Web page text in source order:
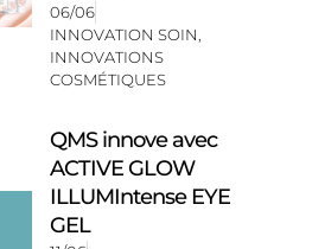
06/06
INNOVATION SOIN
INNOVATIONS
COSMÉTIQUES
QMS innove avec
ACTIVE GLOW
ILLUMIntense EYE
GEL